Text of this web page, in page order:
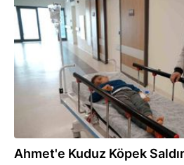
28.12.2024
Ahmet'e Kuduz Köpek